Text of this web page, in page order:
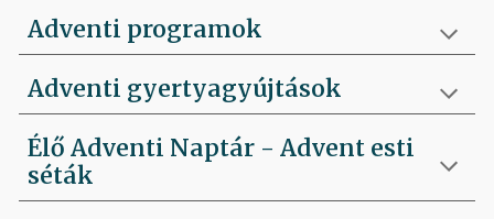
Adventi programok
Adventi gyertyagyújtások
Élő Adventi Naptár - Advent esti
séták